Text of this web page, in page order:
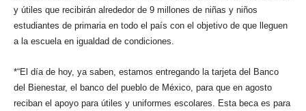
y útiles que recibirán alrededor de 9 millones de niñas y niños
estudiantes de primaria en todo el país con el objetivo de que lleguen
a la escuela en igualdad de condiciones.
*“El día de hoy, ya saben, estamos entregando la tarjeta del Banco
del Bienestar, el banco del pueblo de México, para que en agosto
reciban el apoyo para útiles y uniformes escolares. Esta beca es para